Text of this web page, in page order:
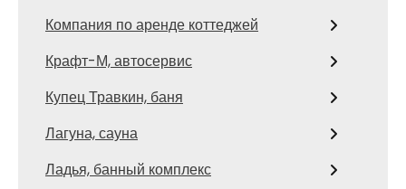
Компания по аренде коттеджей
Крафт-М, автосервис
Купец Травкин, баня
Лагуна, сауна
Ладья, банный комплекс